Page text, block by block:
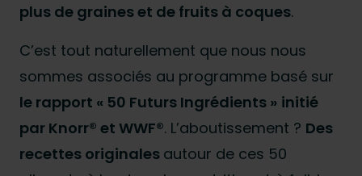
plus de graines et de fruits à coques.
C’est tout naturellement que nous nous
sommes associés au programme basé sur
le rapport « 50 Futurs Ingrédients » initié
par Knorr® et WWF®. L’aboutissement ? Des
recettes originales autour de ces 50